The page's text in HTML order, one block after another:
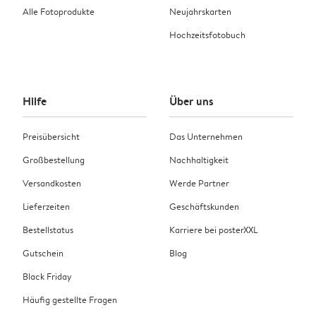
Alle Fotoprodukte
Neujahrskarten
Hochzeitsfotobuch
Hilfe
Preisübersicht
Großbestellung
Versandkosten
Lieferzeiten
Bestellstatus
Gutschein
Black Friday
Häufig gestellte Fragen
Über uns
Das Unternehmen
Nachhaltigkeit
Werde Partner
Geschäftskunden
Karriere bei posterXXL
Blog